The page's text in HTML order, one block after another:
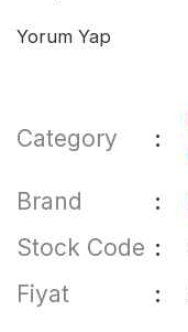
Yorum Yap
Category
Brand
Stock Code
Fiyat